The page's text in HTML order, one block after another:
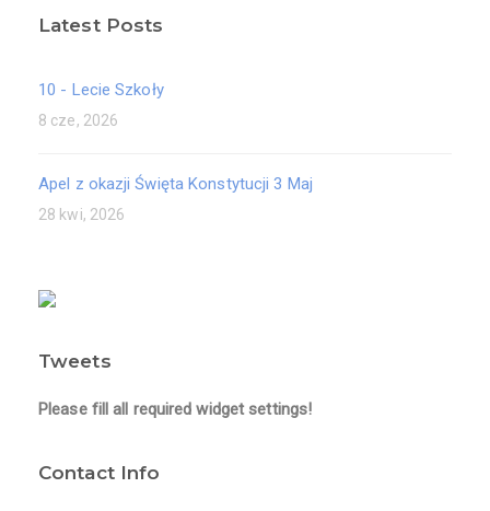
Latest Posts
10 - Lecie Szkoły
8 cze, 2026
Apel z okazji Święta Konstytucji 3 Maj
28 kwi, 2026
Tweets
Please fill all required widget settings!
Contact Info